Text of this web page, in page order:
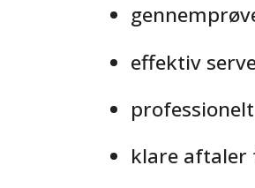
effektiv
klare aftaler